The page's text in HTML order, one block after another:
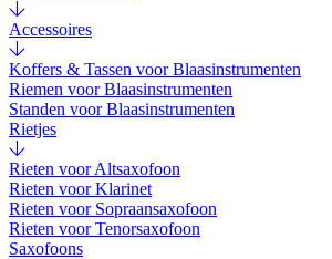
Accessoires
Koffers & Tassen voor Blaasinstrumenten
Riemen voor Blaasinstrumenten
Standen voor Blaasinstrumenten
Rietjes
Rieten voor Altsaxofoon
Rieten voor Klarinet
Rieten voor Sopraansaxofoon
Rieten voor Tenorsaxofoon
Saxofoons